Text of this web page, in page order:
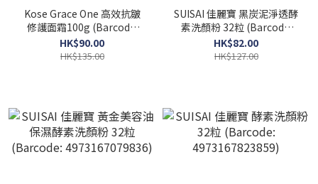
Kose Grace One 高效抗皺
修護面霜100g (Barcode:
4971710582871)
HK$90.00
HK$135.00
SUISAI 佳麗寶 黑炭泥淨透酵
素洗顏粉 32粒 (Barcode:
4973167030141)
HK$82.00
HK$127.00